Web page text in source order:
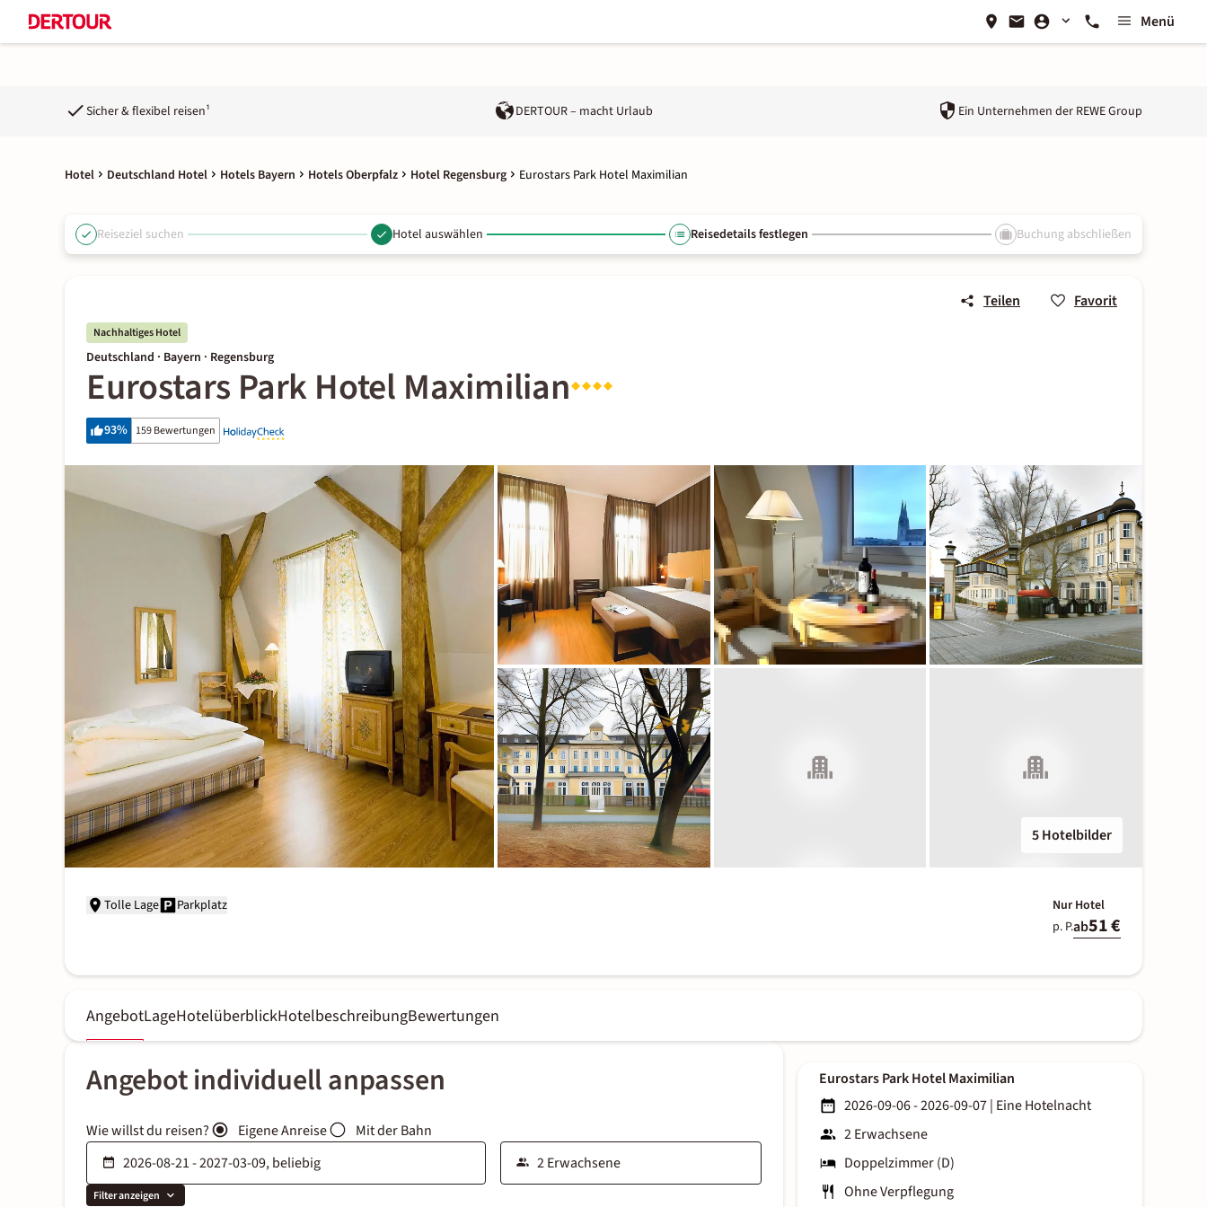
Menü
Sicher & flexibel reisen¹ DERTOUR – macht Urlaub Ein Unternehmen der REWE Group
Hotel Deutschland Hotel Hotels Bayern Hotels Oberpfalz Hotel Regensburg Eurostars Park Hotel Maximilian
Reiseziel suchen Hotel auswählen Reisedetails festlegen Buchung abschließen
Teilen Favorit
Nachhaltiges Hotel
Deutschland · Bayern · Regensburg
Eurostars Park Hotel Maximilian
93% 159 Bewertungen
5 Hotelbilder
Tolle Lage Parkplatz
Nur Hotel
p. P.ab51 €
AngebotLageHotelüberblickHotelbeschreibungBewertungen
Angebot individuell anpassen
Wie willst du reisen? Eigene Anreise Mit der Bahn
Filter anzeigen
Eurostars Park Hotel Maximilian
2026-09-06 - 2026-09-07| Eine Hotelnacht
2 Erwachsene
Doppelzimmer (D)
Ohne Verpflegung